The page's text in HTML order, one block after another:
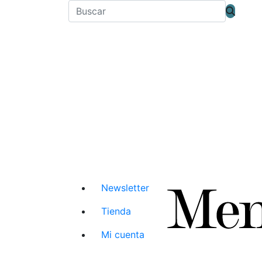
Newsletter
Tienda
Mi cuenta